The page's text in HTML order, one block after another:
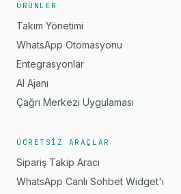
ÜRÜNLER
Takım Yönetimi
WhatsApp Otomasyonu
Entegrasyonlar
AI Ajanı
Çağrı Merkezi Uygulaması
ÜCRETSIZ ARAÇLAR
Sipariş Takip Aracı
WhatsApp Canlı Sohbet Widget'ı